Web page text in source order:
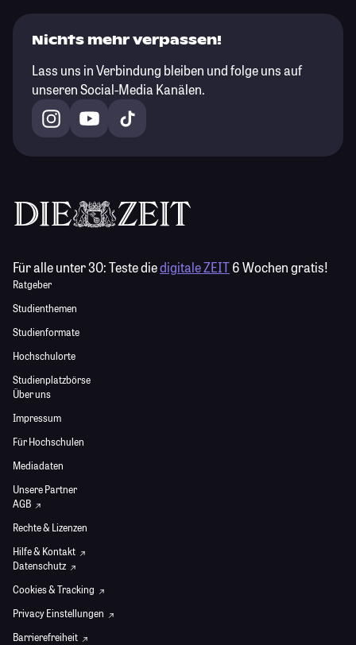
Nichts mehr verpassen!
Lass uns in Verbindung bleiben und folge uns auf
unseren Social-Media Kanälen.
Für alle unter 30:Teste diedigitale ZEIT6 Wochen gratis!
Ratgeber
Studienthemen
Studienformate
Hochschulorte
Studienplatzbörse
Über uns
Impressum
Für Hochschulen
Mediadaten
Unsere Partner
AGB
Rechte & Lizenzen
Hilfe & Kontakt
Datenschutz
Cookies & Tracking
Privacy Einstellungen
Barrierefreiheit